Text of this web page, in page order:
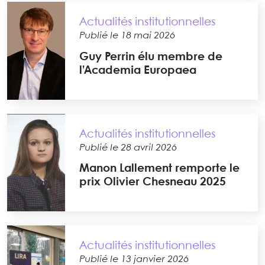
Actualités institutionnelles
Publié le 18 mai 2026
Guy Perrin élu membre de
l’Academia Europaea
Actualités institutionnelles
Publié le 28 avril 2026
Manon Lallement remporte le
prix Olivier Chesneau 2025
Actualités institutionnelles
Publié le 13 janvier 2026